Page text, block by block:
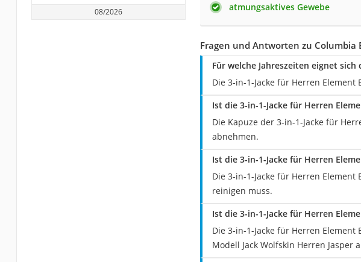
08/2026
atmungsaktives Gewebe
Fragen und Antworten zu Columbia
Für welche Jahreszeiten eignet
Die 3-in-1-Jacke für Herren
Ist die 3-in-1-Jacke für Herren
Die Kapuze der 3-in-1-Jacke für
abnehmen.
Ist die 3-in-1-Jacke für Herren
Die 3-in-1-Jacke für Herren
reinigen muss.
Ist die 3-in-1-Jacke für Herren
Die 3-in-1-Jacke für Herren
Modell Jack Wolfskin Herren Jasper